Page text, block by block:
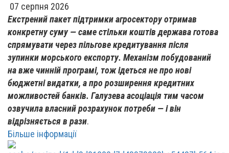
07 серпня 2026
Екстрений пакет підтримки агросектору отримав
конкретну суму — саме стільки коштів держава готова
спрямувати через пільгове кредитування після
зупинки морського експорту. Механізм побудований
на вже чинній програмі, тож ідеться не про нові
бюджетні видатки, а про розширення кредитних
можливостей банків. Галузева асоціація тим часом
озвучила власний розрахунок потреби — і він
відрізняється в рази.
Більше інформації